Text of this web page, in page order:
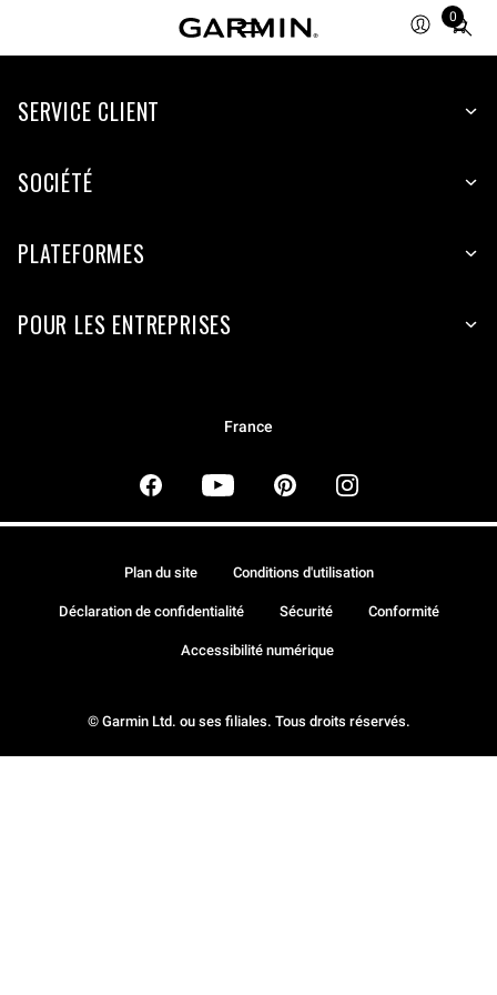
0
Total
items
cart:
SERVICE CLIENT
SOCIÉTÉ
PLATEFORMES
POUR LES ENTREPRISES
France
© Garmin Ltd. ou ses filiales. Tous droits réservés.
Plan du site Conditions d'utilisation
Déclaration de confidentialité Sécurité Conformité
Accessibilité numérique